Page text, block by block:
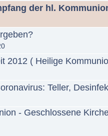
der hl.
2012 ( Heilige
Teller,
- Geschlossene